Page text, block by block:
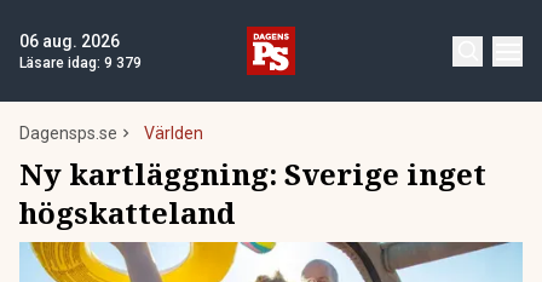
06 aug. 2026
Läsare idag: 9 379
Dagensps.se Världen
Ny kartläggning: Sverige inget
högskatteland